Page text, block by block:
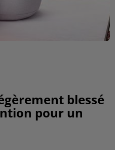
blessé
pour un